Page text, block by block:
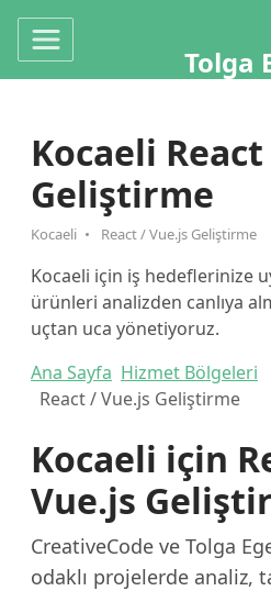
Tolga
Kocaeli
Geliştirme
Kocaeli React / Vue.js Geliştirme
Kocaeli için iş hedeflerinize
ürünleri analizden canlıya
uçtan uca yönetiyoruz.
Ana Sayfa Hizmet Bölgeleri
React / Vue.js Geliştirme
Kocaeli için
Vue.js
CreativeCode ve Tolga
odaklı projelerde analiz,